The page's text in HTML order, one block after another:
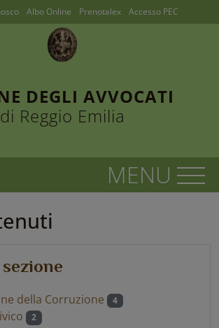
DEGLI AVVOCATI
di Reggio Emilia
Albo Online Prenotalex Accesso PEC
della Corruzione 4
2